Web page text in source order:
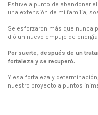
Estuve a punto de abandonar
una extensión de mi familia,
Se esforzaron más que nunca
dió un nuevo empuje de
Por suerte, después de un
fortaleza y se recuperó.
Y esa fortaleza y
nuestro proyecto a puntos